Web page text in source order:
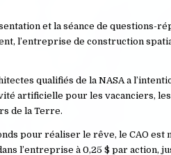
et la séance de questions-
l’entreprise de construction
qualifiés de la NASA a
artificielle pour les vacanciers,
de la Terre.
pour réaliser le rêve, le CAO
l’entreprise à 0,25 $ par action,